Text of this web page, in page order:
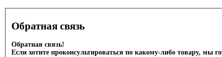
Обратная связь
Обратная связь!
Если хотите проконсультироваться по какому-либо товару, мы